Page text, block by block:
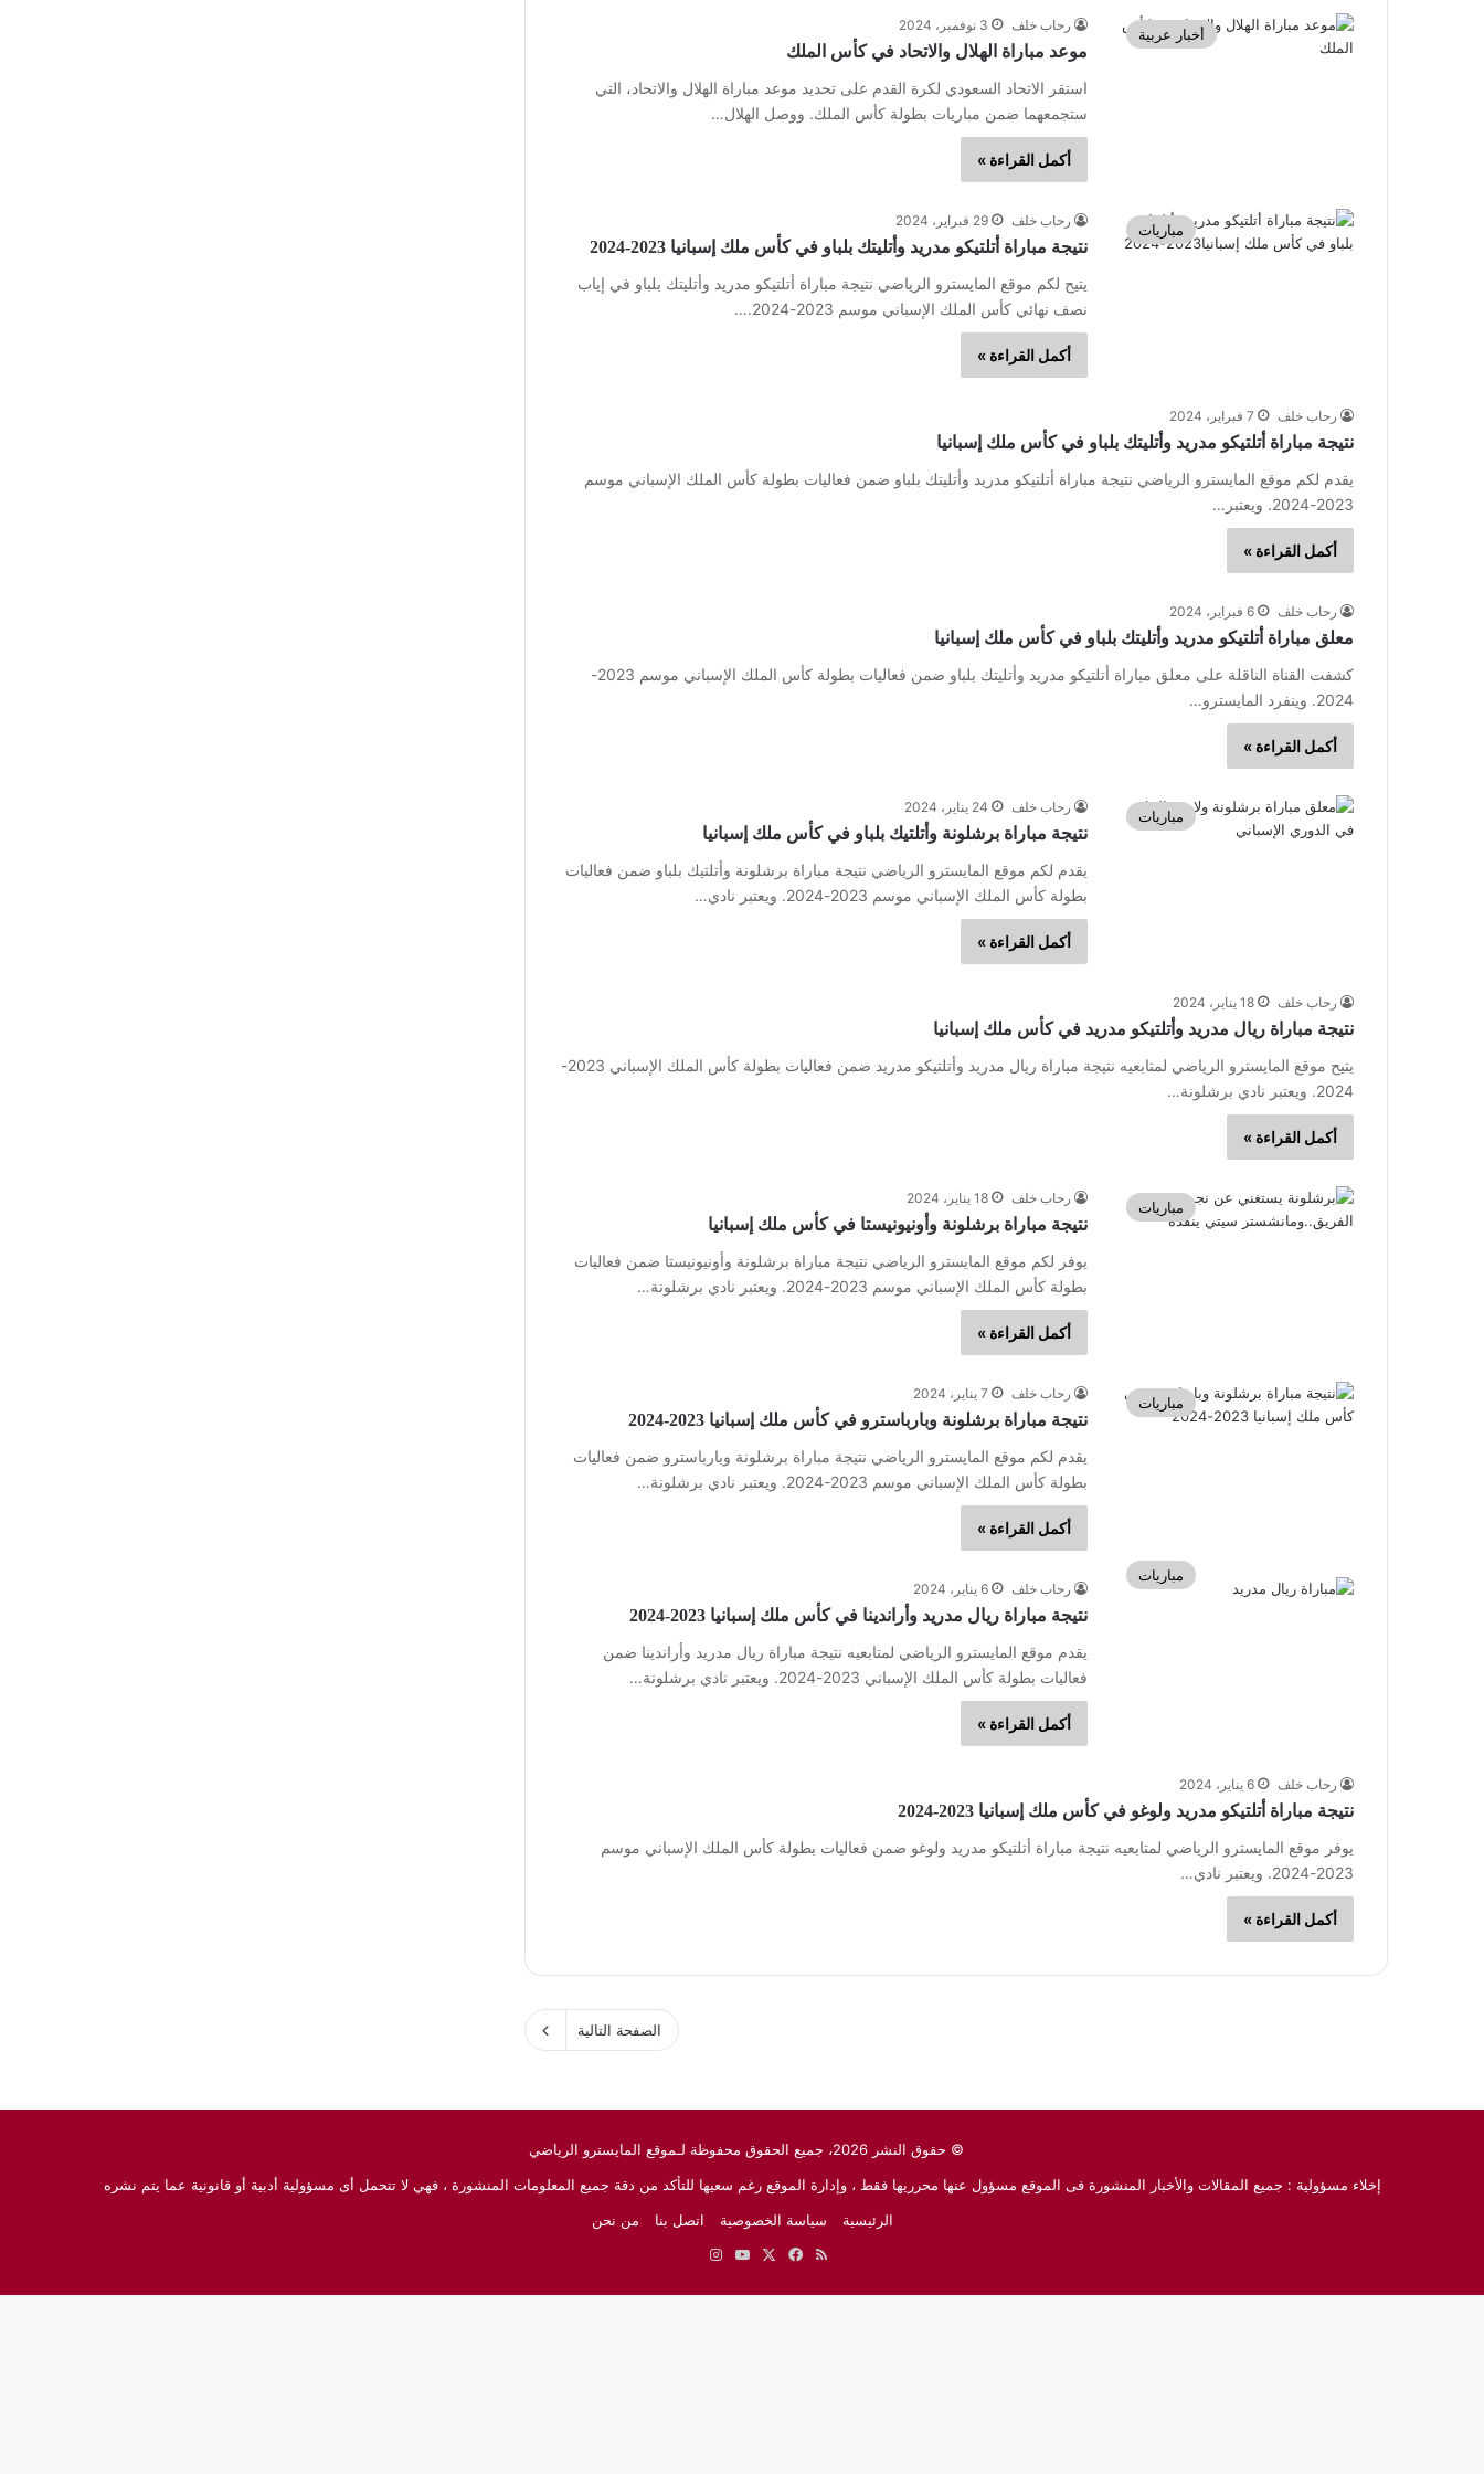
أخبار عربية
رحاب خلف 3 نوفمبر، 2024
موعد مباراة الهلال والاتحاد في كأس الملك
استقر الاتحاد السعودي لكرة القدم على تحديد موعد مباراة الهلال والاتحاد، التي
ستجمعهما ضمن مباريات بطولة كأس الملك. ووصل الهلال…
أكمل القراءة »
مباريات
رحاب خلف 29 فبراير، 2024
نتيجة مباراة أتلتيكو مدريد وأتليتك بلباو في كأس ملك إسبانيا 2023-2024
يتيح لكم موقع المايسترو الرياضي نتيجة مباراة أتلتيكو مدريد وأتليتك بلباو في إياب
نصف نهائي كأس الملك الإسباني موسم 2023-2024.…
أكمل القراءة »
رحاب خلف 7 فبراير، 2024
نتيجة مباراة أتلتيكو مدريد وأتليتك بلباو في كأس ملك إسبانيا
يقدم لكم موقع المايسترو الرياضي نتيجة مباراة أتلتيكو مدريد وأتليتك بلباو ضمن فعاليات بطولة كأس الملك الإسباني موسم
2023-2024. ويعتبر…
أكمل القراءة »
رحاب خلف 6 فبراير، 2024
معلق مباراة أتلتيكو مدريد وأتليتك بلباو في كأس ملك إسبانيا
كشفت القناة الناقلة على معلق مباراة أتلتيكو مدريد وأتليتك بلباو ضمن فعاليات بطولة كأس الملك الإسباني موسم 2023-
2024. وينفرد المايسترو…
أكمل القراءة »
مباريات
رحاب خلف 24 يناير، 2024
نتيجة مباراة برشلونة وأتلتيك بلباو في كأس ملك إسبانيا
يقدم لكم موقع المايسترو الرياضي نتيجة مباراة برشلونة وأتلتيك بلباو ضمن فعاليات
بطولة كأس الملك الإسباني موسم 2023-2024. ويعتبر نادي…
أكمل القراءة »
رحاب خلف 18 يناير، 2024
نتيجة مباراة ريال مدريد وأتلتيكو مدريد في كأس ملك إسبانيا
يتيح موقع المايسترو الرياضي لمتابعيه نتيجة مباراة ريال مدريد وأتلتيكو مدريد ضمن فعاليات بطولة كأس الملك الإسباني 2023-
2024. ويعتبر نادي برشلونة…
أكمل القراءة »
مباريات
رحاب خلف 18 يناير، 2024
نتيجة مباراة برشلونة وأونيونيستا في كأس ملك إسبانيا
يوفر لكم موقع المايسترو الرياضي نتيجة مباراة برشلونة وأونيونيستا ضمن فعاليات
بطولة كأس الملك الإسباني موسم 2023-2024. ويعتبر نادي برشلونة…
أكمل القراءة »
مباريات
رحاب خلف 7 يناير، 2024
نتيجة مباراة برشلونة وبارباسترو في كأس ملك إسبانيا 2023-2024
يقدم لكم موقع المايسترو الرياضي نتيجة مباراة برشلونة وبارباسترو ضمن فعاليات
بطولة كأس الملك الإسباني موسم 2023-2024. ويعتبر نادي برشلونة…
أكمل القراءة »
مباريات
رحاب خلف 6 يناير، 2024
نتيجة مباراة ريال مدريد وأراندينا في كأس ملك إسبانيا 2023-2024
يقدم موقع المايسترو الرياضي لمتابعيه نتيجة مباراة ريال مدريد وأراندينا ضمن
فعاليات بطولة كأس الملك الإسباني 2023-2024. ويعتبر نادي برشلونة…
أكمل القراءة »
رحاب خلف 6 يناير، 2024
نتيجة مباراة أتلتيكو مدريد ولوغو في كأس ملك إسبانيا 2023-2024
يوفر موقع المايسترو الرياضي لمتابعيه نتيجة مباراة أتلتيكو مدريد ولوغو ضمن فعاليات بطولة كأس الملك الإسباني موسم
2023-2024. ويعتبر نادي…
أكمل القراءة »
الصفحة التالية
© حقوق النشر 2026، جميع الحقوق محفوظة لـموقع المايسترو الرياضي
إخلاء مسؤولية : جميع المقالات والأخبار المنشورة فى الموقع مسؤول عنها محرريها فقط ، وإدارة الموقع رغم سعيها للتأكد من دقة جميع المعلومات المنشورة ، فهي لا تتحمل أى مسؤولية أدبية أو قانونية عما يتم نشره
الرئيسية
سياسة الخصوصية اتصل بنا
من نحن
ملخصفيسبوك ‫YouTubeانستقرام